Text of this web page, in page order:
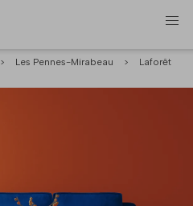
> Les Pennes-Mirabeau >
Laforêt